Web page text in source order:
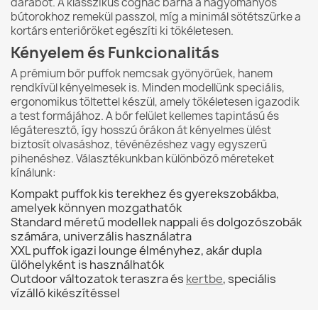
bútorokhoz remekül passzol, míg a minimál sötétszürke a
kortárs enteriőröket egészíti ki tökéletesen.
Kényelem és Funkcionalitás
A prémium bőr puffok nemcsak gyönyörűek, hanem
rendkívül kényelmesek is. Minden modellünk speciális,
ergonomikus töltettel készül, amely tökéletesen igazodik
a test formájához. A bőr felület kellemes tapintású és
légáteresztő, így hosszú órákon át kényelmes ülést
biztosít olvasáshoz, tévénézéshez vagy egyszerű
pihenéshez. Választékunkban különböző méreteket
kínálunk:
Kompakt puffok kis terekhez és gyerekszobákba,
amelyek könnyen mozgathatók
Standard méretű modellek nappali és dolgozószobák
számára, univerzális használatra
XXL puffok igazi lounge élményhez, akár dupla
ülőhelyként is használhatók
Outdoor változatok teraszra és kertbe, speciális
vízálló kikészítéssel